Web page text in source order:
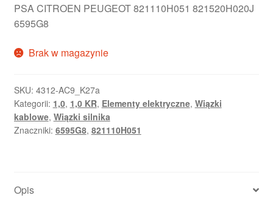
PSA CITROEN PEUGEOT 821110H051 821520H020J
6595G8
Brak w magazynie
SKU: 4312-AC9_K27a
Kategorii: 1,0, 1,0 KR, Elementy elektryczne, Wiązki
kablowe, Wiązki silnika
Znaczniki: 6595G8, 821110H051
Opis